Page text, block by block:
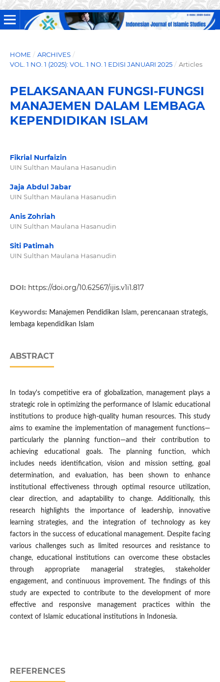
HOME / ARCHIVES /
VOL. 1 NO. 1 (2025): VOL. 1 NO. 1 EDISI JANUARI 2025 / Articles
PELAKSANAAN FUNGSI-FUNGSI
MANAJEMEN DALAM LEMBAGA
KEPENDIDIKAN ISLAM
Fikrial Nurfaizin
UIN Sulthan Maulana Hasanudin
Jaja Abdul Jabar
UIN Sulthan Maulana Hasanudin
Anis Zohriah
UIN Sulthan Maulana Hasanudin
Siti Patimah
UIN Sulthan Maulana Hasanudin
DOI: https://doi.org/10.62567/ijis.v1i1.817
Keywords: Manajemen Pendidikan Islam, perencanaan strategis,
lembaga kependidikan Islam
ABSTRACT
In today's competitive era of globalization, management plays a
strategic role in optimizing the performance of Islamic educational
institutions to produce high-quality human resources. This study
aims to examine the implementation of management functions—
particularly the planning function—and their contribution to
achieving educational goals. The planning function, which
includes needs identification, vision and mission setting, goal
determination, and evaluation, has been shown to enhance
institutional effectiveness through optimal resource utilization,
clear direction, and adaptability to change. Additionally, this
research highlights the importance of leadership, innovative
learning strategies, and the integration of technology as key
factors in the success of educational management. Despite facing
various challenges such as limited resources and resistance to
change, educational institutions can overcome these obstacles
through appropriate managerial strategies, stakeholder
engagement, and continuous improvement. The findings of this
study are expected to contribute to the development of more
effective and responsive management practices within the
context of Islamic educational institutions in Indonesia.
REFERENCES